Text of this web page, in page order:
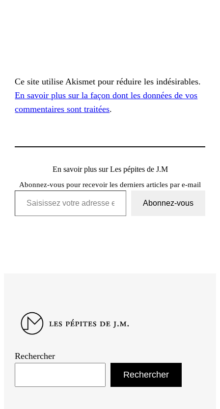
Ce site utilise Akismet pour réduire les indésirables.
En savoir plus sur la façon dont les données de vos
commentaires sont traitées.
En savoir plus sur Les pépites de J.M
Abonnez-vous pour recevoir les derniers articles par e-mail
Saisissez votre adresse e-mail…
Abonnez-vous
Rechercher
Rechercher